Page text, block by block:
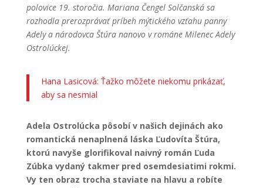
polovice 19. storočia. Mariana Čengel Solčanská sa
rozhodla prerozprávať príbeh mýtického vzťahu panny
Adely a národovca Štúra nanovo v románe Milenec Adely
Ostrolúckej.
Hana Lasicová: Ťažko môžete niekomu prikázať,
aby sa nesmial
Adela Ostrolúcka pôsobí v našich dejinách ako
romantická nenaplnená láska Ľudovíta Štúra,
ktorú navyše glorifikoval naivný román Ľuda
Zúbka vydaný takmer pred osemdesiatimi rokmi.
Vy ten obraz trocha staviate na hlavu a robíte